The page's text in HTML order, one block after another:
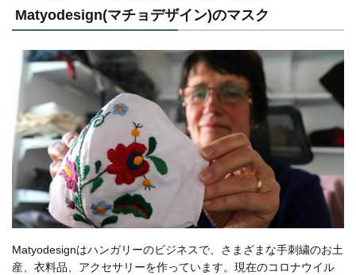
Matyodesign(マチョデザイン)のマスク
Matyodesignはハンガリーのビジネスで、さまざまな手刺繍のお土
産、衣料品、アクセサリーを作っています。現在のコロナウイル